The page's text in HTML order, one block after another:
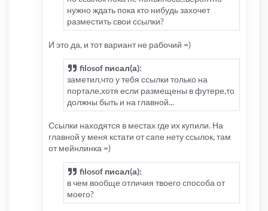
нужно ждать пока кто нибудь захочет
разместить свои ссылки?
И это да, и тот вариант не рабочий =)
filosof писал(а):
заметил,что у тебя ссылки только на
портале,хотя если размещены в футере,то
должны быть и на главной...
Ссылки находятся в местах где их купили. На
главной у меня кстати от сапе нету ссылок, там
от мейнлинка =)
filosof писал(а):
в чем вообще отличия твоего способа от
моего?